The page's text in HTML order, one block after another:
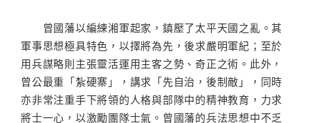
曾國藩以編練湘軍起家，鎮壓了太平天國之亂。其
軍事思想極具特色，以擇將為先，後求嚴明軍紀；至於
用兵謀略則主張靈活運用主客之勢、奇正之術。此外，
曾公最重「紮硬寨」，講求「先自治，後制敵」，同時
亦非常注重手下將領的人格與部隊中的精神教育，力求
將士一心，以激勵團隊士氣。曾國藩的兵法思想中不乏